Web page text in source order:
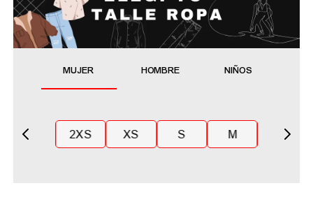
MUJER HOMBRE NIÑOS
2XS XS S M